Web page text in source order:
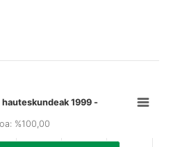
1999 -
%100,00